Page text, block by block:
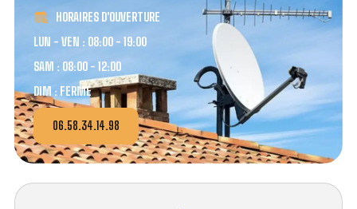
HORAIRES D'OUVERTURE
LUN - VEN : 08:00 - 19:00
SAM : 08:00 - 12:00
DIM : FERMÉ
06.58.34.14.98